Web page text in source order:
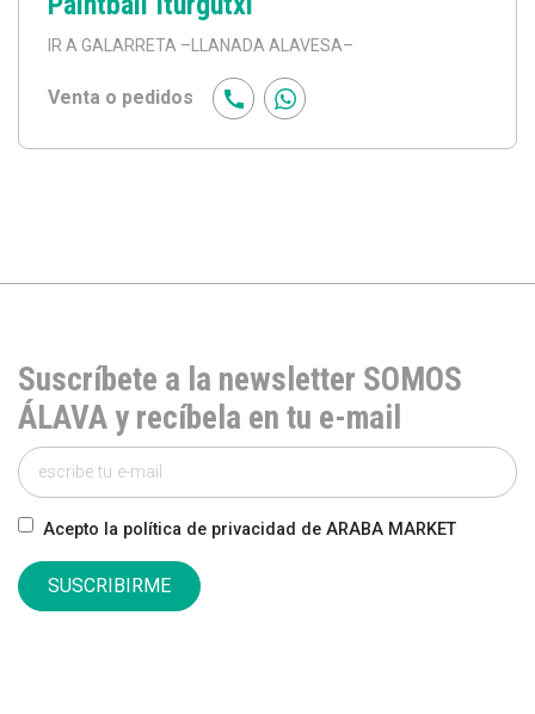
IR A GALARRETA –LLANADA ALAVESA–
Venta o pedidos
Suscríbete a la newsletter SOMOS
ÁLAVA y recíbela en tu e-mail
Acepto la política de privacidad de ARABA MARKET
SUSCRIBIRME